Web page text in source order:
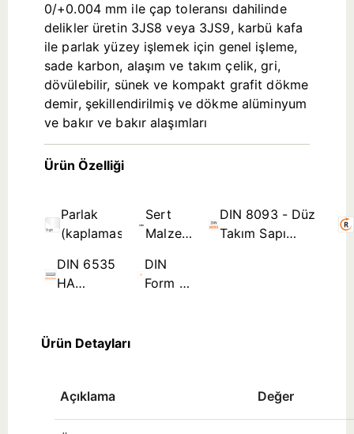
0/+0.004 mm ile çap toleransı dahilinde
delikler üretin 3JS8 veya 3JS9, karbü kafa
ile parlak yüzey işlemek için genel işleme,
sade karbon, alaşım ve takım çelik, gri,
dövülebilir, sünek ve kompakt grafit dökme
demir, şekillendirilmiş ve dökme alüminyum
ve bakır ve bakır alaşımları
Ürün Özelliği
Parlak
(kaplamasız)
Sert
Malzeme
Karbür)
DIN 8093 - Düz
Takım Sapı
DIN 6535
HA
DIN
Form B
Ürün Detayları
Açıklama Değer